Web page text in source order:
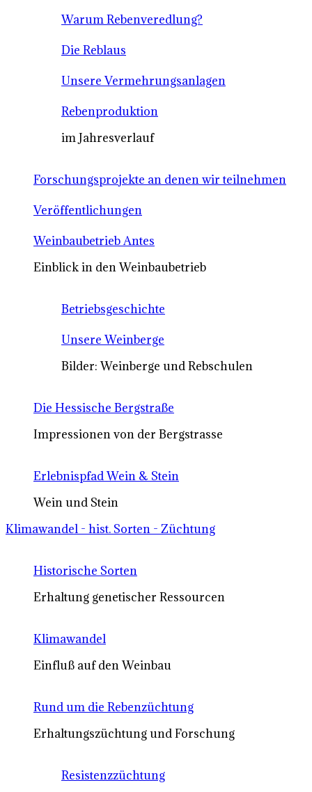
Warum Rebenveredlung?
Die Reblaus
Unsere Vermehrungsanlagen
Rebenproduktion
im Jahresverlauf
Forschungsprojekte an denen wir teilnehmen
Veröffentlichungen
Weinbaubetrieb Antes
Einblick in den Weinbaubetrieb
Betriebsgeschichte
Unsere Weinberge
Bilder: Weinberge und Rebschulen
Die Hessische Bergstraße
Impressionen von der Bergstrasse
Erlebnispfad Wein & Stein
Wein und Stein
Klimawandel - hist. Sorten - Züchtung
Historische Sorten
Erhaltung genetischer Ressourcen
Klimawandel
Einfluß auf den Weinbau
Rund um die Rebenzüchtung
Erhaltungszüchtung und Forschung
Resistenzzüchtung